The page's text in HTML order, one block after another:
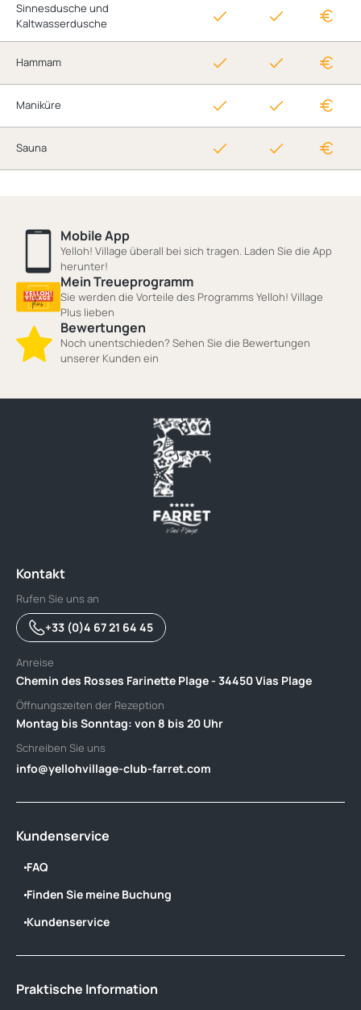
Sinnesdusche und
Kaltwasserdusche
Hammam
Maniküre
Sauna
Mobile App
Yelloh! Village überall bei sich tragen. Laden Sie die App
herunter!
Mein Treueprogramm
Sie werden die Vorteile des Programms Yelloh! Village
Plus lieben
Bewertungen
Noch unentschieden? Sehen Sie die Bewertungen
unserer Kunden ein
Kontakt
Rufen Sie uns an
+33 (0)4 67 21 64 45
Anreise
Chemin des Rosses Farinette Plage - 34450 Vias Plage
Öffnungszeiten der Rezeption
Montag bis Sonntag: von 8 bis 20 Uhr
Schreiben Sie uns
info@yellohvillage-club-farret.com
Kundenservice
FAQ
Finden Sie meine Buchung
Kundenservice
Praktische Information